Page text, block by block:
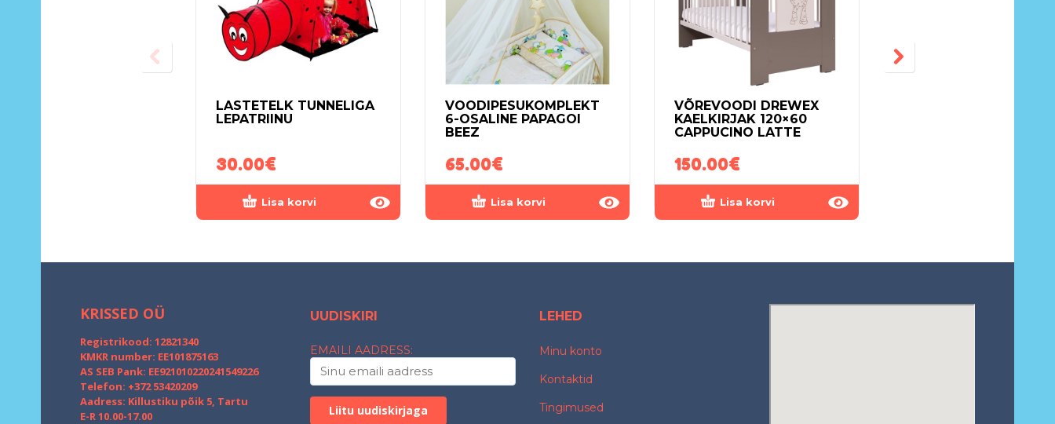
LASTETELK TUNNELIGA
LEPATRIINU
30.00€
Lisa korvi
VOODIPESUKOMPLEKT
6-OSALINE PAPAGOI
BEEZ
65.00€
Lisa korvi
VÕREVOODI DREWEX
KAELKIRJAK 120×60
CAPPUCINO LATTE
150.00€
Lisa korvi
KRISSED OÜ
Registrikood: 12821340
KMKR number: EE101875163
AS SEB Pank: EE921010220241549226
Telefon: +372 53420209
Aadress: Killustiku põik 5, Tartu
E-R 10.00-17.00
UUDISKIRI
EMAILI AADRESS:
LEHED
Minu konto
Kontaktid
Tingimused